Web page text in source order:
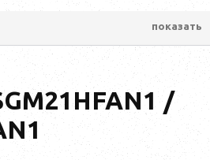
показать
/